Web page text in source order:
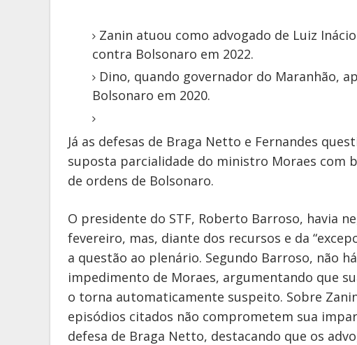
Zanin atuou como advogado de Luiz
contra Bolsonaro em 2022.
Dino, quando governador do Maranhão,
Bolsonaro em 2020.
Já as defesas de Braga Netto e Fernandes
suposta parcialidade do ministro Moraes com
de ordens de Bolsonaro.
O presidente do STF, Roberto Barroso, havia
fevereiro, mas, diante dos recursos e da
a questão ao plenário. Segundo Barroso, não
impedimento de Moraes, argumentando que
o torna automaticamente suspeito. Sobre
episódios citados não comprometem sua
defesa de Braga Netto, destacando que os